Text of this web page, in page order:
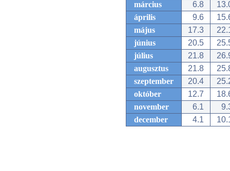
március
6.8
április
9.6
május
17.3
június
20.5
július
21.8
augusztus
21.8
szeptember
20.4
október
12.7
november
6.1
december
4.1